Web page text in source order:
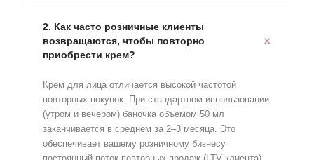
2. Как часто розничные клиенты
возвращаются, чтобы повторно
приобрести крем?
Крем для лица отличается высокой частотой
повторных покупок. При стандартном использовании
(утром и вечером) баночка объемом 50 мл
заканчивается в среднем за 2–3 месяца. Это
обеспечивает вашему розничному бизнесу